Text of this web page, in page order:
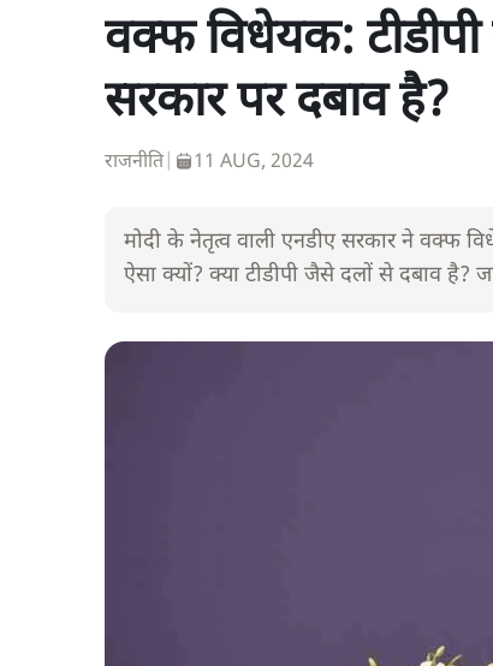
वक्फ विधेयक:
सरकार पर दबाव है?
राजनीति| 11 AUG, 2024
मोदी के नेतृत्व वाली एनडीए सरकार ने वक्फ
ऐसा क्यों? क्या टीडीपी जैसे दलों से दबाव है?